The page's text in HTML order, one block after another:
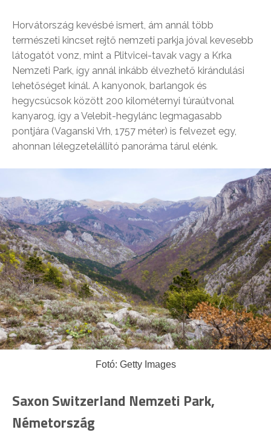
Horvátország kevésbé ismert, ám annál több
természeti kincset rejtő nemzeti parkja jóval kevesebb
látogatót vonz, mint a Plitvicei-tavak vagy a Krka
Nemzeti Park, így annál inkább élvezhető kirándulási
lehetőséget kínál. A kanyonok, barlangok és
hegycsúcsok között 200 kilométernyi túraútvonal
kanyarog, így a Velebit-hegylánc legmagasabb
pontjára (Vaganski Vrh, 1757 méter) is felvezet egy,
ahonnan lélegzetelállító panoráma tárul elénk.
Fotó: Getty Images
Saxon Switzerland Nemzeti Park,
Németország